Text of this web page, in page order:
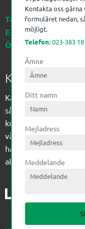
Telefon:023-383 18
E-post:
Öppettider:Måndag-
Kagon AB
Kagon har sedan
sågverksindustrin
kunskap med
vägen fram till
har vi ett
allt ifrån
Kontakta oss
formuläret nedan,
möjligt.
Telefon:023-383
Ämne
Ditt namn
Mejladress
Meddelande